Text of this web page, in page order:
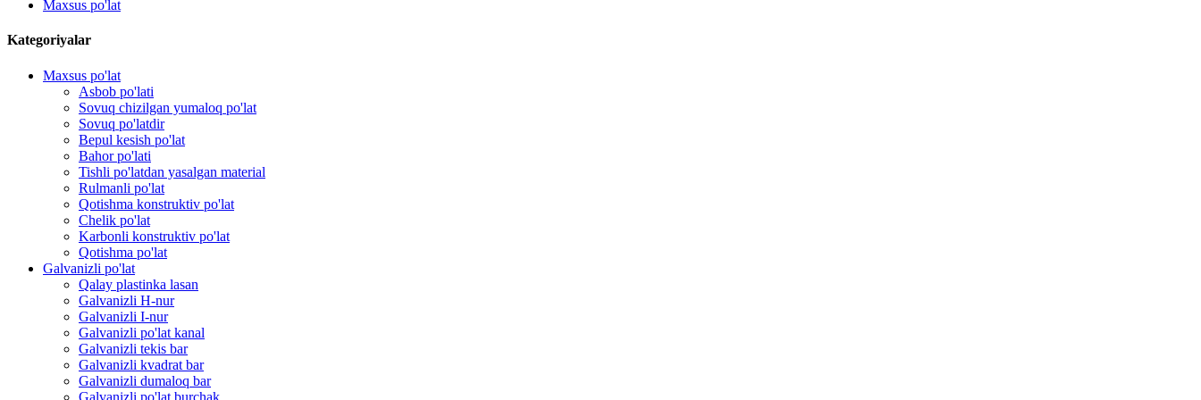
Maxsus po'lat
Kategoriyalar
Maxsus po'lat
Asbob po'lati
Sovuq chizilgan yumaloq po'lat
Sovuq po'latdir
Bepul kesish po'lat
Bahor po'lati
Tishli po'latdan yasalgan material
Rulmanli po'lat
Qotishma konstruktiv po'lat
Chelik po'lat
Karbonli konstruktiv po'lat
Qotishma po'lat
Galvanizli po'lat
Qalay plastinka lasan
Galvanizli H-nur
Galvanizli I-nur
Galvanizli po'lat kanal
Galvanizli tekis bar
Galvanizli kvadrat bar
Galvanizli dumaloq bar
Galvanizli po'lat burchak